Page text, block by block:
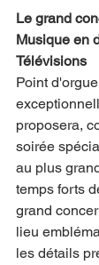
Le grand
Musique en
Télévisions
Point
proposera,
soirée
au plus
temps forts
grand
lieu
les détails